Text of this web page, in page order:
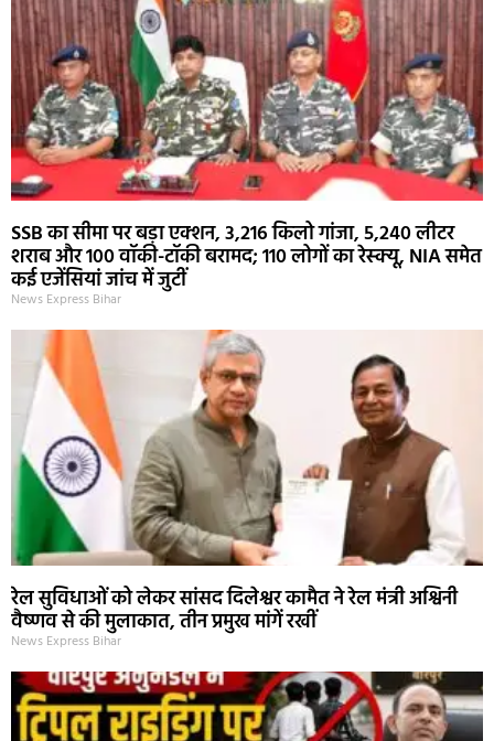
SSB का सीमा पर बड़ा एक्शन, 3,216 किलो गांजा, 5,240 लीटर
शराब और 100 वॉकी-टॉकी बरामद; 110 लोगों का रेस्क्यू, NIA समेत
कई एजेंसियां जांच में जुटीं
News Express Bihar
रेल सुविधाओं को लेकर सांसद दिलेश्वर कामैत ने रेल मंत्री अश्विनी
वैष्णव से की मुलाकात, तीन प्रमुख मांगें रखीं
News Express Bihar